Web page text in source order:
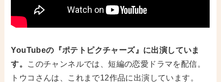
YouTubeの『ポテトピクチャーズ』に出演していま
す。
このチャンネルでは、短編の恋愛ドラマを配信。
トウコさんは、これまで12作品に出演しています。